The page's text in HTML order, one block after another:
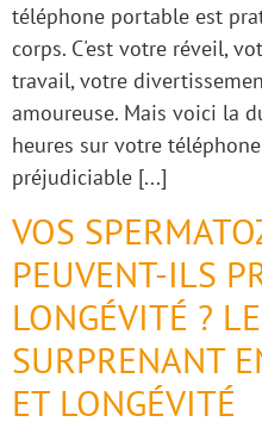
téléphone portable est
corps. C'est votre réveil,
travail, votre
amoureuse. Mais voici la
heures sur votre
préjudiciable [...]
VOS
PEUVENT-ILS
LONGÉVITÉ ?
SURPRENANT
ET LONGÉVITÉ